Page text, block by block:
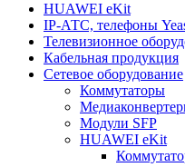
HUAWEI eKit
IP-АТС, телефоны
Телевизионное
Кабельная продукция
Сетевое оборудование
Коммутаторы
Модули SFP
HUAWEI eKit